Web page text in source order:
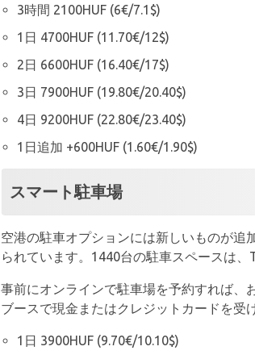
3時間 2100HUF (6€/7.1$)
1日 4700HUF (11.70€/12$)
2日 6600HUF (16.40€/17$)
3日 7900HUF (19.80€/20.40$)
4日 9200HUF (22.80€/23.40$)
1日追加 +600HUF (1.60€/1.90$)
スマート駐車場
空港の駐車オプションには新しいものが追
られています。1440台の駐車スペースは
事前にオンラインで駐車場を予約すれば、
ブースで現金またはクレジットカードを受
1日 3900HUF (9.70€/10.10$)